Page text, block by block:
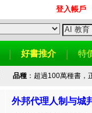
登入帳戶
好書推介 特
品種：超過100萬種書，
外邦代理人制与城